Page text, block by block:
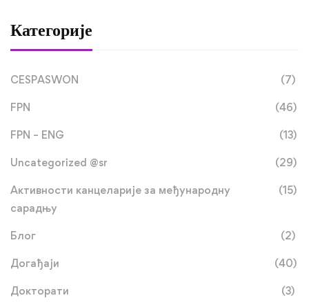
Категорије
CESPASWON (7)
FPN (46)
FPN – ENG (13)
Uncategorized @sr (29)
Активности канцеларије за међународну
сарадњу
(15)
Блог (2)
Догађаји (40)
Докторати (3)